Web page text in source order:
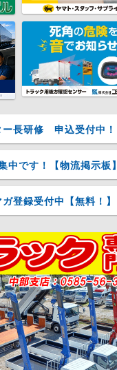
ー長研修 申込受付中！
中です！【物流掲示板】
登録受付中【無料！】